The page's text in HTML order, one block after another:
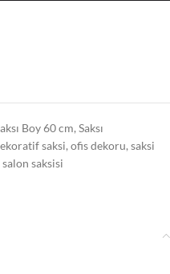
Boy 60 cm, Saksı
saksi, ofis dekoru, saksi
salon saksisi